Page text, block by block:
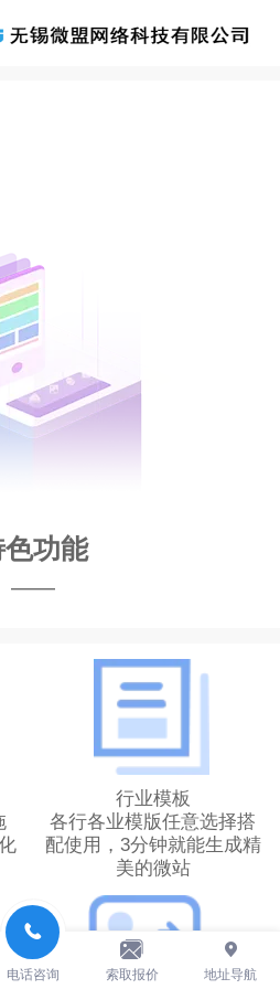
功能
——
行业模板
各行各业模版任意选择搭
配使用，3分钟就能生成精
美的微站
电话咨询 索取报价 地址导航